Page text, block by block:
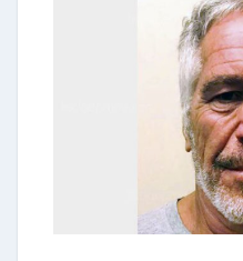
p
o
s
t
e
u
r